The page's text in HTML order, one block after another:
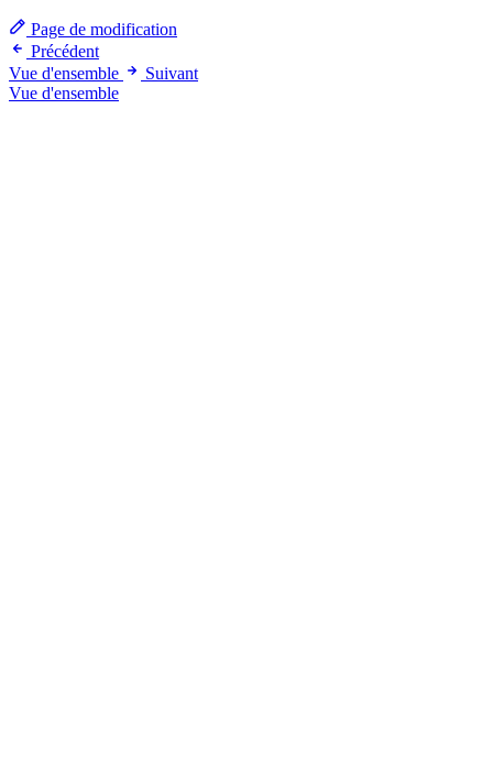
Page de modification
Précédent
Vue d'ensemble
Suivant
Vue d'ensemble